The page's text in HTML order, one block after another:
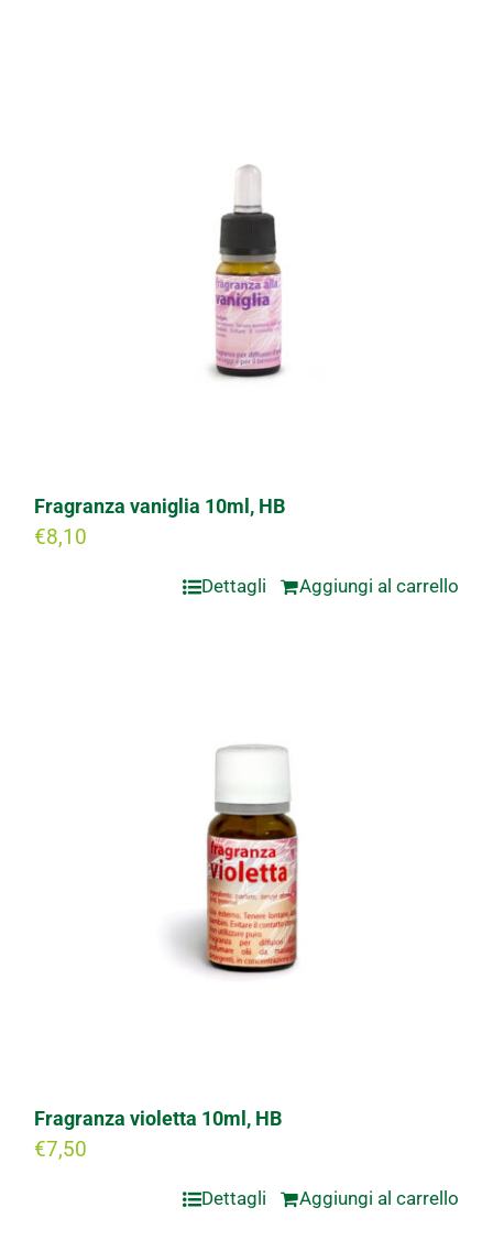
Fragranza vaniglia 10ml, HB
€8,10
Aggiungi al carrello
Dettagli
Fragranza violetta 10ml, HB
€7,50
Aggiungi al carrello
Dettagli